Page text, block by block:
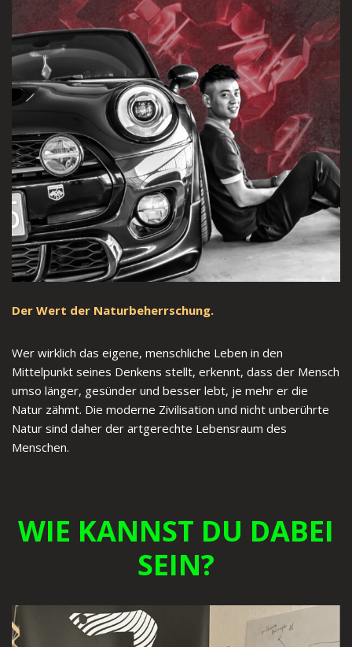
Der Wert der Naturbeherrschung.
Wer wirklich das eigene, menschliche Leben in den
Mittelpunkt seines Denkens stellt, erkennt, dass der Mensch
umso länger, gesünder und besser lebt, je mehr er die
Natur zähmt. Die moderne Zivilisation und nicht unberührte
Natur sind daher der artgerechte Lebensraum des
Menschen.
WIE KANNST DU DABEI
SEIN?